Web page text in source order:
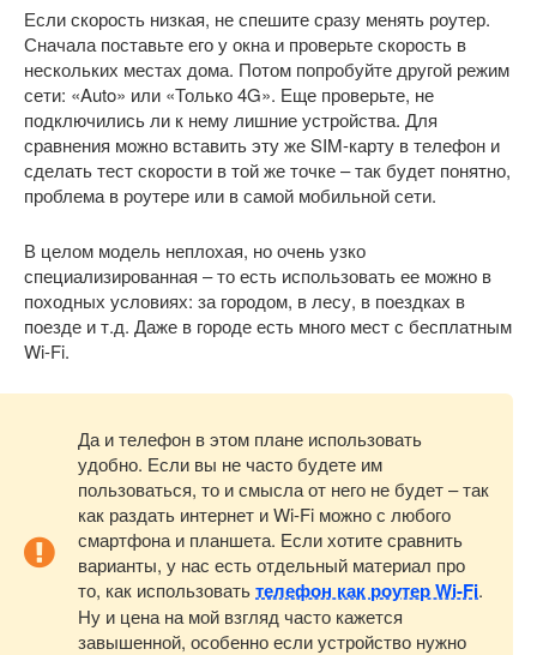
Если скорость низкая, не спешите сразу менять роутер.
Сначала поставьте его у окна и проверьте скорость в
нескольких местах дома. Потом попробуйте другой режим
сети: «Auto» или «Только 4G». Еще проверьте, не
подключились ли к нему лишние устройства. Для
сравнения можно вставить эту же SIM-карту в телефон и
сделать тест скорости в той же точке – так будет понятно,
проблема в роутере или в самой мобильной сети.
В целом модель неплохая, но очень узко
специализированная – то есть использовать ее можно в
походных условиях: за городом, в лесу, в поездках в
поезде и т.д. Даже в городе есть много мест с бесплатным
Wi-Fi.
Да и телефон в этом плане использовать
удобно. Если вы не часто будете им
пользоваться, то и смысла от него не будет – так
как раздать интернет и Wi-Fi можно с любого
смартфона и планшета. Если хотите сравнить
варианты, у нас есть отдельный материал про
то, как использоватьтелефон как роутер Wi-Fi.
Ну и цена на мой взгляд часто кажется
завышенной, особенно если устройство нужно